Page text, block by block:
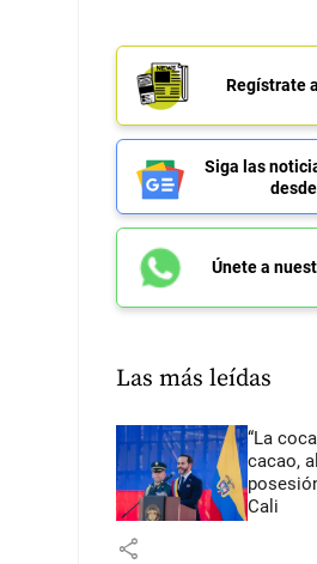
Regístrate
Siga las
Únete a
Las más leídas
“La
cacao,
Cali
share